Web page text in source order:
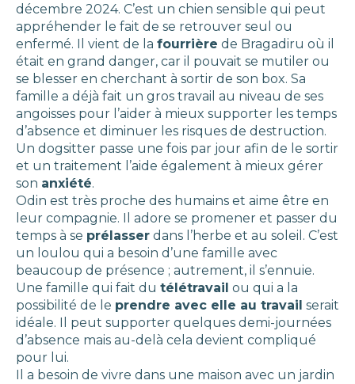
décembre 2024. C’est un chien sensible qui peut
appréhender le fait de se retrouver seul ou
enfermé. Il vient de la fourrière de Bragadiru où il
était en grand danger, car il pouvait se mutiler ou
se blesser en cherchant à sortir de son box. Sa
famille a déjà fait un gros travail au niveau de ses
angoisses pour l’aider à mieux supporter les temps
d’absence et diminuer les risques de destruction.
Un dogsitter passe une fois par jour afin de le sortir
et un traitement l’aide également à mieux gérer
son anxiété.
Odin est très proche des humains et aime être en
leur compagnie. Il adore se promener et passer du
temps à se prélasser dans l’herbe et au soleil. C’est
un loulou qui a besoin d’une famille avec
beaucoup de présence ; autrement, il s’ennuie.
Une famille qui fait du télétravail ou qui a la
possibilité de le prendre avec elle au travail serait
idéale. Il peut supporter quelques demi-journées
d’absence mais au-delà cela devient compliqué
pour lui.
Il a besoin de vivre dans une maison avec un jardin